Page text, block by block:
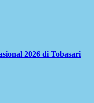
2026 di Tobasari